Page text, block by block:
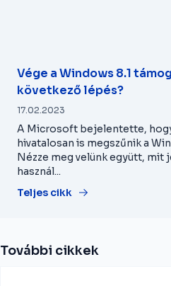
Vége a Windows 8.1
következő lépés?
17.02.2023
A Microsoft bejelentette,
hivatalosan is megszűnik a
Nézze meg velünk együtt, mit
használ...
Teljes cikk
További cikkek